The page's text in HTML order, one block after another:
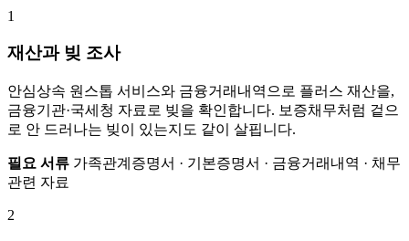
1
재산과 빚 조사
안심상속 원스톱 서비스와 금융거래내역으로 플러스 재산을,
금융기관·국세청 자료로 빚을 확인합니다. 보증채무처럼 겉으
로 안 드러나는 빚이 있는지도 같이 살핍니다.
필요 서류 가족관계증명서 · 기본증명서 · 금융거래내역 · 채무
관련 자료
2